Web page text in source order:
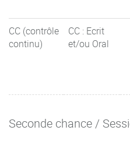
CC (contrôle
continu)
CC : Ecrit
et/ou Oral
Seconde chance /